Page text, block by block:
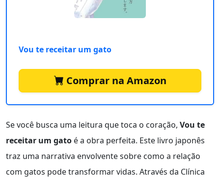
Vou te receitar um gato
Comprar na Amazon
Se você busca uma leitura que toca o coração, Vou te
receitar um gato é a obra perfeita. Este livro japonês
traz uma narrativa envolvente sobre como a relação
com gatos pode transformar vidas. Através da Clínica